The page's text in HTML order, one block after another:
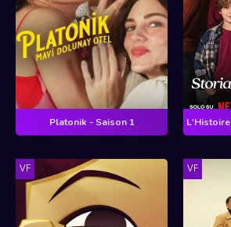
Platonik - Saison 1
VF VF